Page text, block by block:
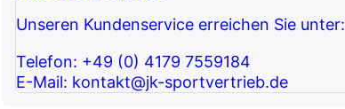
Unseren Kundenservice erreichen Sie unter:
Telefon: +49 (0) 4179 7559184
E-Mail: kontakt@jk-sportvertrieb.de